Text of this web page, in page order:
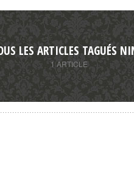
LES ARTICLES TAGUÉS
1 ARTICLE